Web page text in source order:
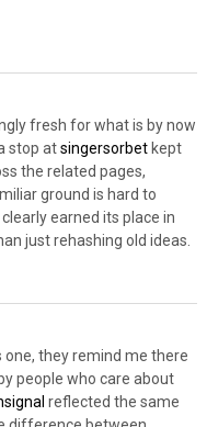
fresh for what is by now
stop atsingersorbetkept
the related pages,
ground is hard to
earned its place in
just rehashing old ideas.
they remind me there
people who care about
reflected the same